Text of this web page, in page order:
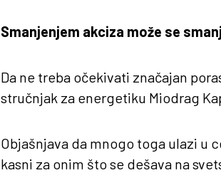
Smanjenjem akciza može se
Da ne treba očekivati značajan
stručnjak za energetiku Miodrag
Objašnjava da mnogo toga ulazi u
kasni za onim što se dešava na